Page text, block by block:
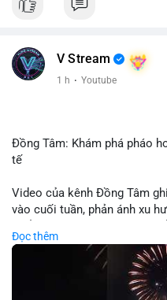
V Stream
1 h · Youtube
Đồng Tâm: Khám phá pháo
tế
Video của kênh Đồng Tâm
vào cuối tuần, phản ánh xu
trải nghiệm hơn là đầu tư
lãi suất ổn định và thị
như vậy thường tăng trưởng
tiêu. Tuy nhiên, sự ưu tiên
Đọc thêm